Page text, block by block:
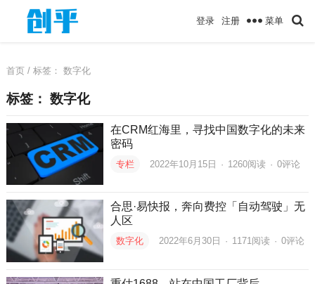
登录 注册 菜单
首页/ 标签： 数字化
标签： 数字化
在CRM红海里，寻找中国数字化的未来
密码
专栏 2022年10月15日 · 1260阅读 · 0评论
合思·易快报，奔向费控「自动驾驶」无
人区
数字化 2022年6月30日 · 1171阅读 · 0评论